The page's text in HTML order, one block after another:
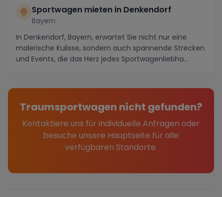
Sportwagen mieten in Denkendorf
Bayern
In Denkendorf, Bayern, erwartet Sie nicht nur eine
malerische Kulisse, sondern auch spannende Strecken
und Events, die das Herz jedes Sportwagenliebha...
Traumsportwagen nicht gefunden?
Kontaktiere uns für individuelle Anfragen oder
besuche unsere Hauptseite für alle
verfügbaren Standorte.